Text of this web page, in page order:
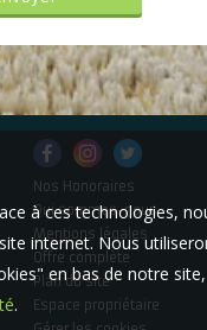
Nos Honoraires
Qui sommes-nous
Mentions légales
Offre complète
Plan du site
Espace propriétaire
à ces technologies,
internet. Nous
en bas de notre
.